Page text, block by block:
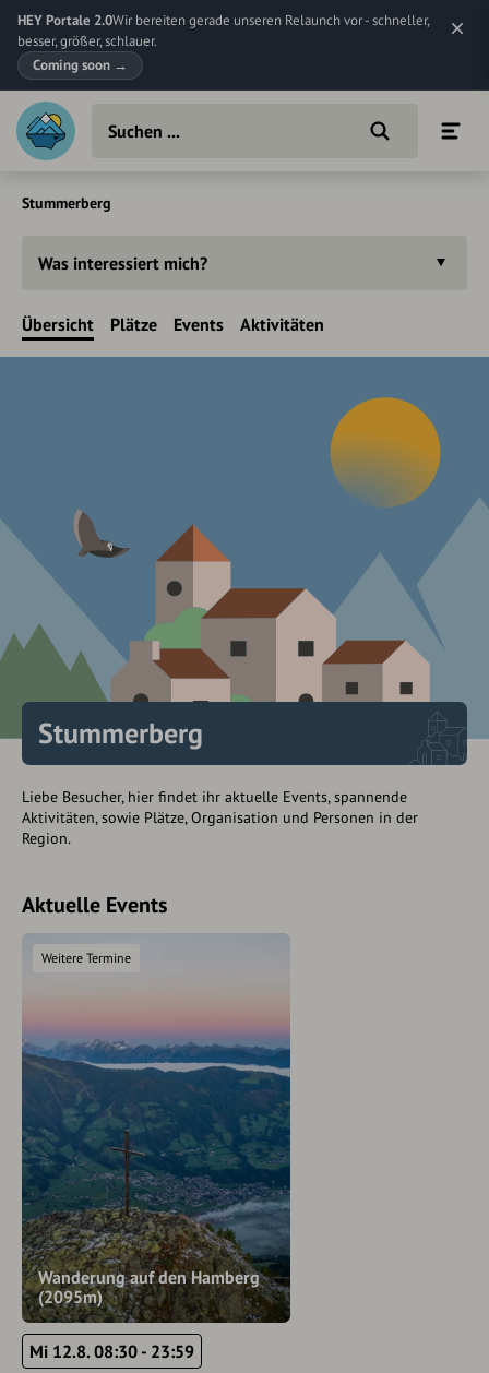
HEY Portale 2.0Wir bereiten gerade unseren Relaunch vor - schneller,
besser, größer, schlauer.
Coming soon →
Stummerberg
Was interessiert mich?
Übersicht Plätze Events Aktivitäten
Stummerberg
Liebe Besucher, hier findet ihr aktuelle Events, spannende
Aktivitäten, sowie Plätze, Organisation und Personen in der
Region.
Aktuelle Events
Wanderung auf den Hamberg
(2095m)
Weitere Termine
Mi 12.8. 08:30 - 23:59